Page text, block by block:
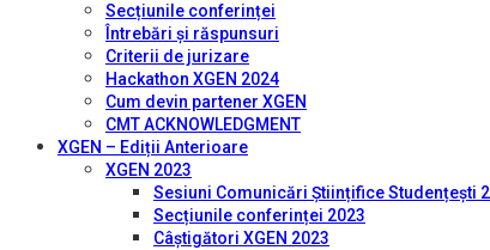
Secțiunile conferinței
Întrebări și răspunsuri
Criterii de jurizare
Hackathon XGEN 2024
Cum devin partener XGEN
CMT ACKNOWLEDGMENT
XGEN – Ediții Anterioare
XGEN 2023
Sesiuni Comunicări Științifice Studențești
Secțiunile conferinței 2023
Câștigători XGEN 2023